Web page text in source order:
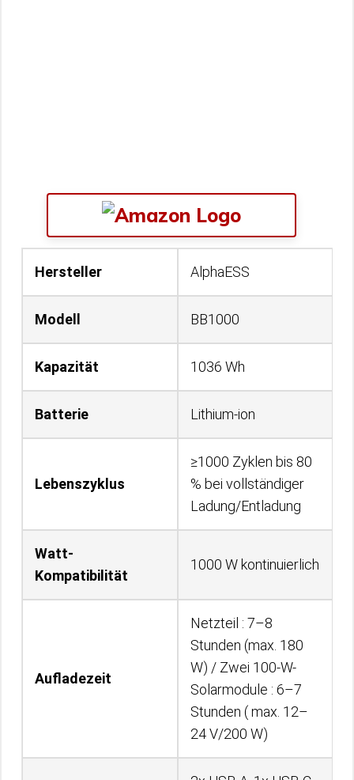
Hersteller AlphaESS
Modell BB1000
Kapazität 1036 Wh
Batterie Lithium-ion
Lebenszyklus
≥1000 Zyklen bis 80
% bei vollständiger
Ladung/Entladung
Watt-
Kompatibilität
1000 W kontinuierlich
Aufladezeit
Netzteil : 7–8
Stunden (max. 180
W) / Zwei 100-W-
Solarmodule : 6–7
Stunden ( max. 12–
24 V/200 W)